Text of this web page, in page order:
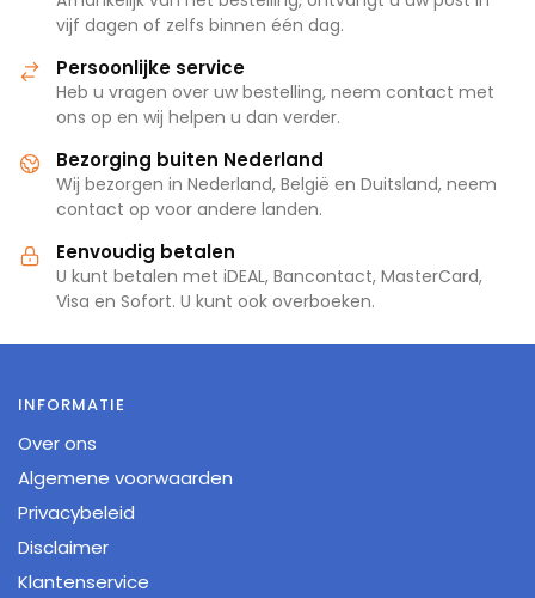
vijf dagen of zelfs binnen één dag.
Persoonlijke service
Heb u vragen over uw bestelling, neem contact met
ons op en wij helpen u dan verder.
Bezorging buiten Nederland
Wij bezorgen in Nederland, België en Duitsland, neem
contact op voor andere landen.
Eenvoudig betalen
U kunt betalen met iDEAL, Bancontact, MasterCard,
Visa en Sofort. U kunt ook overboeken.
INFORMATIE
Over ons
Algemene voorwaarden
Privacybeleid
Disclaimer
Klantenservice